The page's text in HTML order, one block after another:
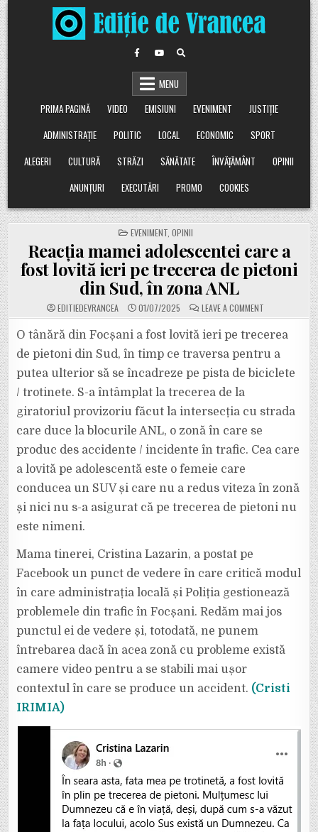
Skip
to
content
MENU
PRIMA PAGINĂ
VIDEO EMISIUNI EVENIMENT
JUSTIȚIE
ADMINISTRAȚIE
POLITIC LOCAL ECONOMIC
SPORT
ALEGERI
CULTURĂ STRĂZI SĂNĂTATE ÎNVĂȚĂMÂNT
OPINII
ANUNȚURI
EXECUTĂRI PROMO COOKIES
POSTED
IN
EVENIMENT, OPINII
Reacția mamei adolescentei care a
fost lovită ieri pe trecerea de pietoni
din Sud, în zona ANL
EDITIEDEVRANCEA 01/07/2025 LEAVE A COMMENT
REACȚIA
ADOLESCENTEI
CARE
A
FOST
LOVITĂ
IERI
PIETONI
DIN
ANL
O tânără din Focșani a fost lovită ieri pe trecerea
de pietoni din Sud, în timp ce traversa pentru a
putea ulterior să se încadreze pe pista de biciclete
/ trotinete. S-a întâmplat la trecerea de la
giratoriul provizoriu făcut la intersecția cu strada
care duce la blocurile ANL, o zonă în care se
produc des accidente / incidente în trafic. Cea care
a lovită pe adolescentă este o femeie care
conducea un SUV și care nu a redus viteza în zonă
și nici nu s-a asigurat că pe trecerea de pietoni nu
este nimeni.
Mama tinerei, Cristina Lazarin, a postat pe
Facebook un punct de vedere în care critică modul
în care administrația locală și Poliția gestionează
problemele din trafic în Focșani. Redăm mai jos
punctul ei de vedere și, totodată, ne punem
întrebarea dacă în acea zonă cu probleme există
camere video pentru a se stabili mai ușor
contextul în care se produce un accident. (Cristi
IRIMIA)